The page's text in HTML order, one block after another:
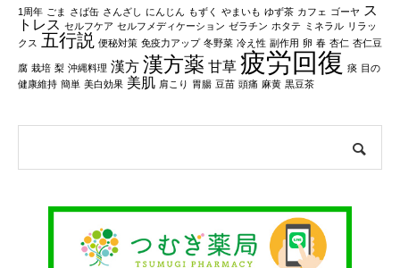
1周年 ごま さば缶 さんざし にんじん もずく やまいも ゆず茶 カフェ ゴーヤ ス
トレス セルフケア セルフメディケーション ゼラチン ホタテ ミネラル リラッ
クス 五行説 便秘対策 免疫力アップ 冬野菜 冷え性 副作用 卵 春 杏仁 杏仁豆
腐 栽培 梨 沖縄料理 漢方 漢方薬 甘草 疲労回復 痰 目の
健康維持 簡単 美白効果 美肌 肩こり 胃腸 豆苗 頭痛 麻黄 黒豆茶